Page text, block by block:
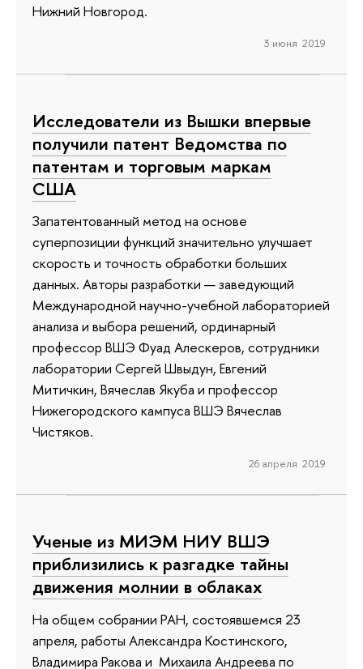
Нижний Новгород.
3 июня 2019
Исследователи из Вышки впервые
получили патент Ведомства по
патентам и торговым маркам
США
Запатентованный метод на основе
суперпозиции функций значительно улучшает
скорость и точность обработки больших
данных. Авторы разработки — заведующий
Международной научно-учебной лабораторией
анализа и выбора решений, ординарный
профессор ВШЭ Фуад Алескеров, сотрудники
лаборатории Сергей Швыдун, Евгений
Митичкин, Вячеслав Якуба и профессор
Нижегородского кампуса ВШЭ Вячеслав
Чистяков.
26 апреля 2019
Ученые из МИЭМ НИУ ВШЭ
приблизились к разгадке тайны
движения молнии в облаках
На общем собрании РАН, состоявшемся 23
апреля, работы Александра Костинского,
Владимира Ракова и Михаила Андреева по